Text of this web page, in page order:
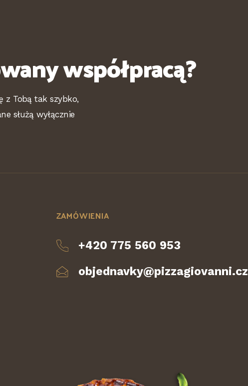
współpracą?
z Tobą tak szybko,
służą wyłącznie
ZAMÓWIENIA
+420 775 560 953
objednavky@pizzagiovanni.cz